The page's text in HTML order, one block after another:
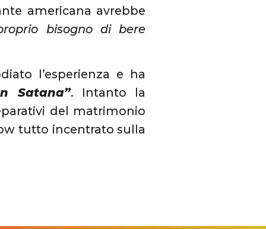
americana avrebbe
bisogno di bere
l’esperienza e ha
Satana”. Intanto la
del matrimonio
tutto incentrato sulla